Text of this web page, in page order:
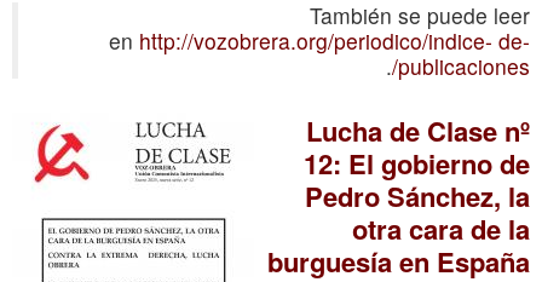
ارتباط
También se puede leer
en http://vozobrera.org/periodico/indice- de-
publicaciones/
.
Lucha de Clase nº
12: El gobierno de
Pedro Sánchez, la
otra cara de la
burguesía en España